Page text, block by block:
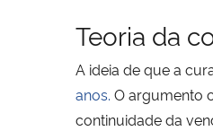
Teoria da
A ideia de que a
anos. O argumento
continuidade da